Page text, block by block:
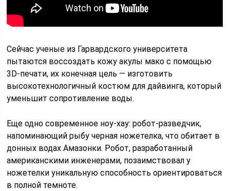
Сейчас ученые из Гарвардского университета
пытаются воссоздать кожу акулы мако с помощью
3D-печати, их конечная цель — изготовить
высокотехнологичный костюм для дайвинга, который
уменьшит сопротивление воды.
Еще одно современное ноу-хау: робот-разведчик,
напоминающий рыбу черная ножетелка, что обитает в
донных водах Амазонки. Робот, разработанный
американскими инженерами, позаимствовал у
ножетелки уникальную способность ориентироваться
в полной темноте.